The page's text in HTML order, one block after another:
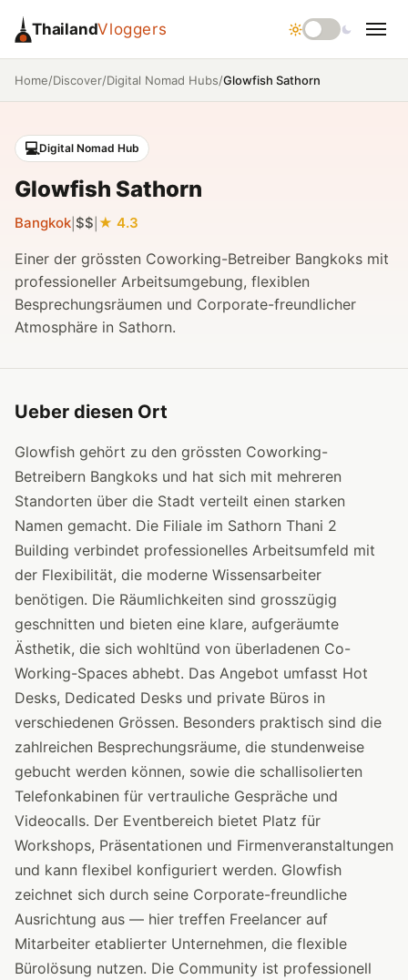
ThailandVloggers
Home/Discover/Digital Nomad Hubs/Glowfish Sathorn
💻Digital Nomad Hub
Glowfish Sathorn
Bangkok $$ 4.3
Einer der grössten Coworking-Betreiber Bangkoks mit
professioneller Arbeitsumgebung, flexiblen
Besprechungsräumen und Corporate-freundlicher
Atmosphäre in Sathorn.
Ueber diesen Ort
Glowfish gehört zu den grössten Coworking-
Betreibern Bangkoks und hat sich mit mehreren
Standorten über die Stadt verteilt einen starken
Namen gemacht. Die Filiale im Sathorn Thani 2
Building verbindet professionelles Arbeitsumfeld mit
der Flexibilität, die moderne Wissensarbeiter
benötigen. Die Räumlichkeiten sind grosszügig
geschnitten und bieten eine klare, aufgeräumte
Ästhetik, die sich wohltünd von überladenen Co-
Working-Spaces abhebt. Das Angebot umfasst Hot
Desks, Dedicated Desks und private Büros in
verschiedenen Grössen. Besonders praktisch sind die
zahlreichen Besprechungsräume, die stundenweise
gebucht werden können, sowie die schallisolierten
Telefonkabinen für vertrauliche Gespräche und
Videocalls. Der Eventbereich bietet Platz für
Workshops, Präsentationen und Firmenveranstaltungen
und kann flexibel konfiguriert werden. Glowfish
zeichnet sich durch seine Corporate-freundliche
Ausrichtung aus — hier treffen Freelancer auf
Mitarbeiter etablierter Unternehmen, die flexible
Bürolösung nutzen. Die Community ist professionell